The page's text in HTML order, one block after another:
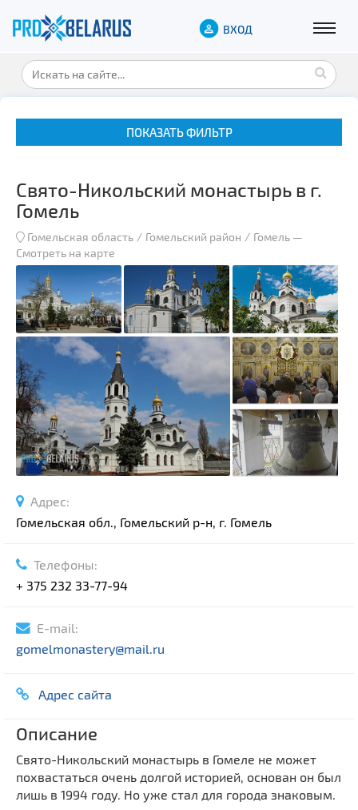
ВХОД
ПОКАЗАТЬ ФИЛЬТР
Музеи
Замки и дворцы
Военная история
Гражданская архитектура
Спортивные сооружения
Производства
Ратуши
Родовые усадьбы
Садово-парковая архитектура
Озера и водоемы
Памятники археологии
Памятники геодезии
Памятники известным людям
Церкви
Костелы
Мечети
Синагоги
Часовни
Кирхи
Выберите область
Выберите населенный пункт
Выберите направление
Свято-Никольский монастырь в г.
Гомель
Гомельская область Гомельский район Гомель —
Смотреть на карте
Адрес:
Гомельская обл., Гомельский р-н, г. Гомель
Телефоны:
+ 375 232 33-77-94
E-mail:
gomelmonastery@mail.ru
Адрес сайта
Описание
Свято-Никольский монастырь в Гомеле не может
похвастаться очень долгой историей, основан он был
лишь в 1994 году. Но уже стал для города знаковым.